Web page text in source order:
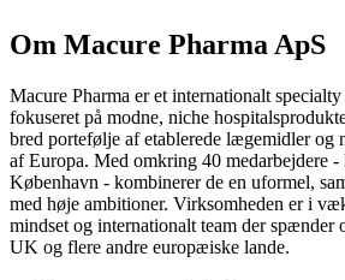
Om Macure Pharma ApS
Macure Pharma er et internationalt
fokuseret på modne, niche
bred portefølje af etablerede lægemidler og
af Europa. Med omkring 40 medarbejdere -
København - kombinerer de en uformel,
med høje ambitioner. Virksomheden er i
mindset og internationalt team der spænder
UK og flere andre europæiske lande.